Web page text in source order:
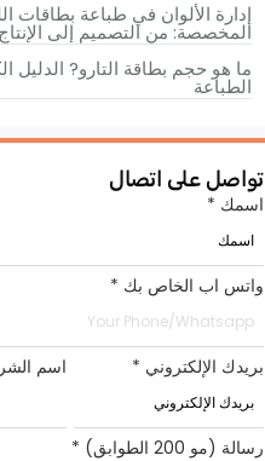
إدارة الألوان في طباعة بطاقات
المخصصة: من التصميم إلى الإنتاج
ما هو حجم بطاقة التارو? الدليل
الطباعة
تواصل على اتصال
اسمك *
واتس اب الخاص بك *
بريدك الإلكتروني * اسم
رسالة (مو 200 الطوابق) *